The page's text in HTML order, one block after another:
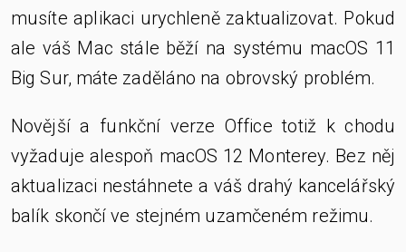
musíte aplikaci urychleně zaktualizovat. Pokud
ale váš Mac stále běží na systému macOS 11
Big Sur, máte zaděláno na obrovský problém.
Novější a funkční verze Office totiž k chodu
vyžaduje alespoň macOS 12 Monterey. Bez něj
aktualizaci nestáhnete a váš drahý kancelářský
balík skončí ve stejném uzamčeném režimu.